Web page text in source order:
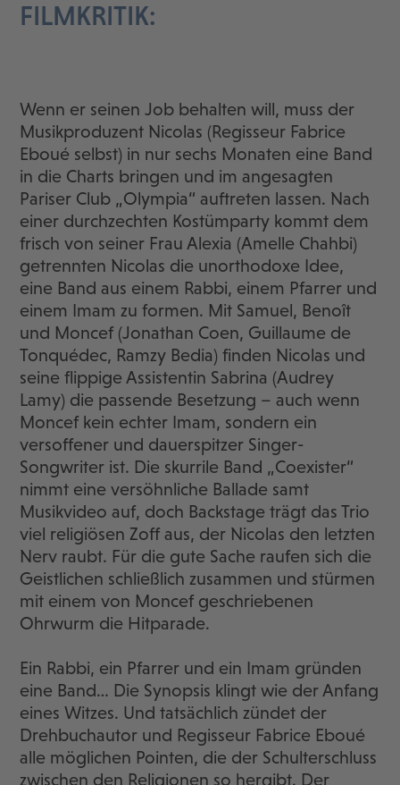
FILMKRITIK:
Wenn er seinen Job behalten will, muss der
Musikproduzent Nicolas (Regisseur Fabrice
Eboué selbst) in nur sechs Monaten eine Band
in die Charts bringen und im angesagten
Pariser Club „Olympia“ auftreten lassen. Nach
einer durchzechten Kostümparty kommt dem
frisch von seiner Frau Alexia (Amelle Chahbi)
getrennten Nicolas die unorthodoxe Idee,
eine Band aus einem Rabbi, einem Pfarrer und
einem Imam zu formen. Mit Samuel, Benoît
und Moncef (Jonathan Coen, Guillaume de
Tonquédec, Ramzy Bedia) finden Nicolas und
seine flippige Assistentin Sabrina (Audrey
Lamy) die passende Besetzung – auch wenn
Moncef kein echter Imam, sondern ein
versoffener und dauerspitzer Singer-
Songwriter ist. Die skurrile Band „Coexister“
nimmt eine versöhnliche Ballade samt
Musikvideo auf, doch Backstage trägt das Trio
viel religiösen Zoff aus, der Nicolas den letzten
Nerv raubt. Für die gute Sache raufen sich die
Geistlichen schließlich zusammen und stürmen
mit einem von Moncef geschriebenen
Ohrwurm die Hitparade.
Ein Rabbi, ein Pfarrer und ein Imam gründen
eine Band… Die Synopsis klingt wie der Anfang
eines Witzes. Und tatsächlich zündet der
Drehbuchautor und Regisseur Fabrice Eboué
alle möglichen Pointen, die der Schulterschluss
zwischen den Religionen so hergibt. Der